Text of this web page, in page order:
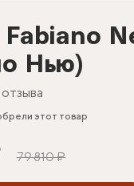
Fabiano
Нью)
этот товар
79 810 ₽